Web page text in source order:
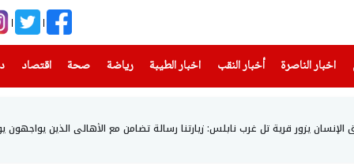
اخبار الناصرة
(current) أخبار النقب اخبار الطيبة(current) رياضة
(current) صحة(current) اقتصاد
يزور قرية تل غرب نابلس: زيارتنا رسالة تضامن مع الأهالي الذين يواجهون